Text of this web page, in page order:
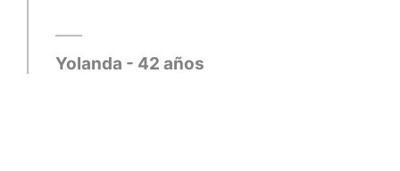
Yolanda - 42 años